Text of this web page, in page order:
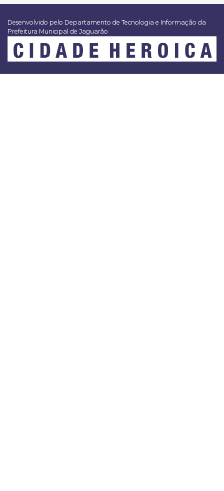
Desenvolvido pelo Departamento de Tecnologia e Informação da
Prefeitura Municipal de Jaguarão